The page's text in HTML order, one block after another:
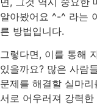
알아봤어요 ^-^ 라는
른 방법입니다.
그렇다면, 이를 통해
있을까요? 많은 사람
문제를 해결할 실마
서로 어우러져 강력